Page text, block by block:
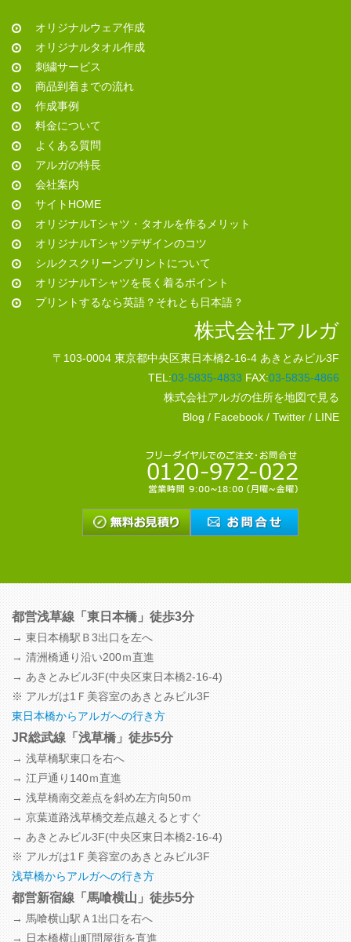
オリジナルウェア作成
オリジナルタオル作成
刺繍サービス
商品到着までの流れ
作成事例
料金について
よくある質問
アルガの特長
会社案内
サイトHOME
オリジナルTシャツ・タオルを作るメリット
オリジナルTシャツデザインのコツ
シルクスクリーンプリントについて
オリジナルTシャツを長く着るポイント
プリントするなら英語？それとも日本語？
株式会社アルガ
〒103-0004 東京都中央区東日本橋2-16-4 あきとみビル3F
TEL:03-5835-4833 FAX:03-5835-4866
株式会社アルガの住所を地図で見る
Blog / Facebook / Twitter / LINE
都営浅草線「東日本橋」徒歩3分
→ 東日本橋駅Ｂ3出口を左へ
→ 清洲橋通り沿い200ｍ直進
→ あきとみビル3F(中央区東日本橋2-16-4)
※ アルガは1Ｆ美容室のあきとみビル3F
東日本橋からアルガへの行き方
JR総武線「浅草橋」徒歩5分
→ 浅草橋駅東口を右へ
→ 江戸通り140ｍ直進
→ 浅草橋南交差点を斜め左方向50ｍ
→ 京葉道路浅草橋交差点越えるとすぐ
→ あきとみビル3F(中央区東日本橋2-16-4)
※ アルガは1Ｆ美容室のあきとみビル3F
浅草橋からアルガへの行き方
都営新宿線「馬喰横山」徒歩5分
→ 馬喰横山駅Ａ1出口を右へ
→ 日本橋横山町問屋街を直進